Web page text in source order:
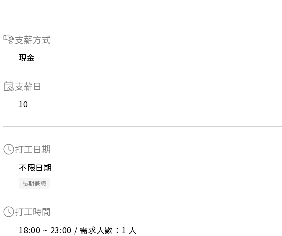
支薪方式
現金
支薪日
10
打工日期
不限日期
長期兼職
打工時間
18:00 ~ 23:00 / 需求人數：1 人